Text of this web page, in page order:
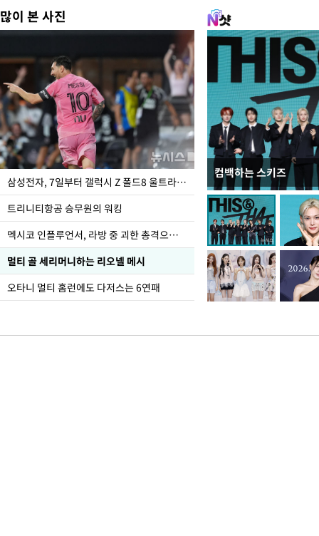
많이 본 사진
삼성전자, 7일부터 갤럭시 Z 폴드8 울트라·폴드8·플립8 출시
트리니티항공 승무원의 워킹
멕시코 인플루언서, 라방 중 괴한 총격으로 사망
멀티 골 세리머니하는 리오넬 메시
오타니 멀티 홈런에도 다저스는 6연패
컴백하는 스키즈
오세훈 "용산어린이
어"